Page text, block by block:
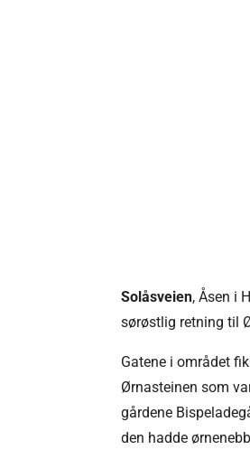
Solåsveien, Åsen i
sørøstlig retning til
Gatene i området
Ørnasteinen som
gårdene
den hadde